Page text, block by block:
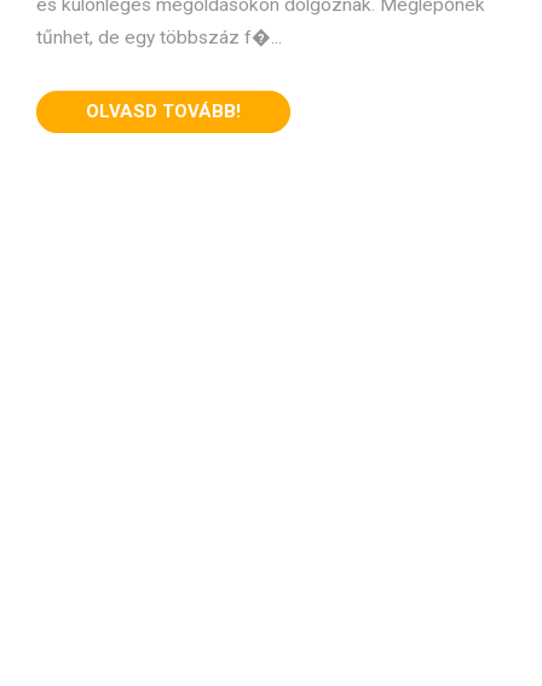
és különleges megoldásokon dolgoznak. Meglepőnek
tűnhet, de egy többszáz f�...
OLVASD TOVÁBB!